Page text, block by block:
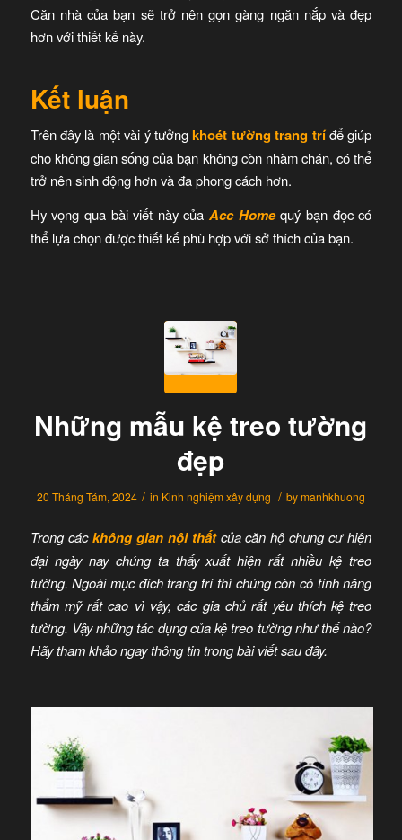
Căn nhà của bạn sẽ trở nên gọn gàng ngăn nắp và đẹp
hơn với thiết kế này.
Kết luận
Trên đây là một vài ý tưởngkhoét tường trang tríđể giúp
cho không gian sống của bạn không còn nhàm chán, có thể
trở nên sinh động hơn và đa phong cách hơn.
Hy vọng qua bài viết này củaAcc Home quý bạn đọc có
thể lựa chọn được thiết kế phù hợp với sở thích của bạn.
Những mẫu kệ treo tường
đẹp
20 Tháng Tám, 2024 / in Kinh nghiệm xây dựng / bymanhkhuong
Trong cáckhông gian nội thất của căn hộ chung cư hiện
đại ngày nay chúng ta thấy xuất hiện rất nhiều kệ treo
tường. Ngoài mục đích trang trí thì chúng còn có tính năng
thẩm mỹ rất cao vì vậy, các gia chủ rất yêu thích kệ treo
tường. Vậy những tác dụng của kệ treo tường như thế nào?
Hãy tham khảo ngay thông tin trong bài viết sau đây.